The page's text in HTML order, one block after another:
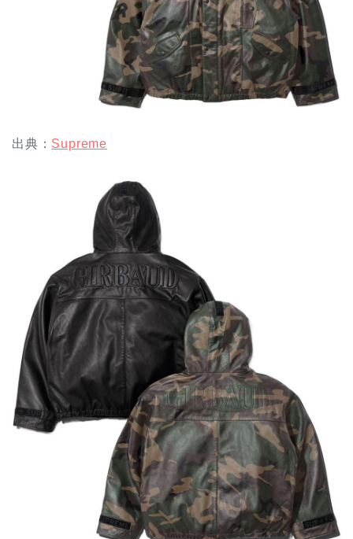
出典： Supreme